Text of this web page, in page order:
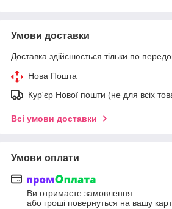
Умови доставки
Доставка здійснюється тільки по
Нова Пошта
Кур'єр Нової пошти (не для всіх
Всі умови доставки
Умови оплати
Ви отримаєте замовлення
або гроші повернуться на вашу